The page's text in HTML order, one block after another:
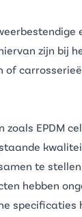
zijn bij
zoals EPDM
te
hebben